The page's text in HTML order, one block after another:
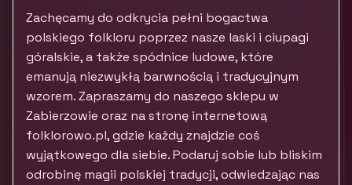
Zachęcamy do odkrycia pełni bogactwa
polskiego folkloru poprzez nasze laski i ciupagi
góralskie, a także spódnice ludowe, które
emanują niezwykłą barwnością i tradycyjnym
wzorem. Zapraszamy do naszego sklepu w
Zabierzowie oraz na stronę internetową
folklorowo.pl, gdzie każdy znajdzie coś
wyjątkowego dla siebie. Podaruj sobie lub bliskim
odrobinę magii polskiej tradycji, odwiedzając nas